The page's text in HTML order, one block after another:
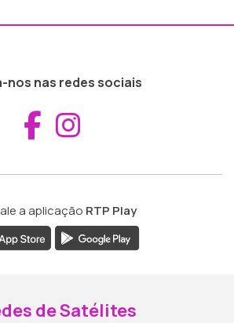
nos nas redes sociais
Aceder ao
a aplicação RTP Play
de Satélites